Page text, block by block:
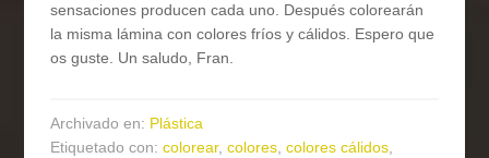
sensaciones producen cada uno. Después colorearán
la misma lámina con colores fríos y cálidos. Espero que
os guste. Un saludo, Fran.
Archivado en: Plástica
Etiquetado con:colorear,colores,colores cálidos,